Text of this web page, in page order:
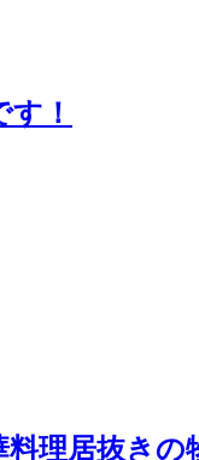
！
理居抜きの